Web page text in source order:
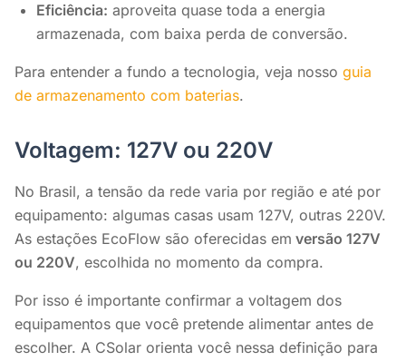
Eficiência: aproveita quase toda a energia
armazenada, com baixa perda de conversão.
Para entender a fundo a tecnologia, veja nosso guia
de armazenamento com baterias.
Voltagem: 127V ou 220V
No Brasil, a tensão da rede varia por região e até por
equipamento: algumas casas usam 127V, outras 220V.
As estações EcoFlow são oferecidas em versão 127V
ou 220V, escolhida no momento da compra.
Por isso é importante confirmar a voltagem dos
equipamentos que você pretende alimentar antes de
escolher. A CSolar orienta você nessa definição para